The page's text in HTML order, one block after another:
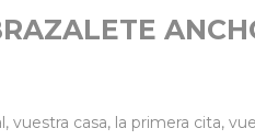
vuestra casa, la primera cita,